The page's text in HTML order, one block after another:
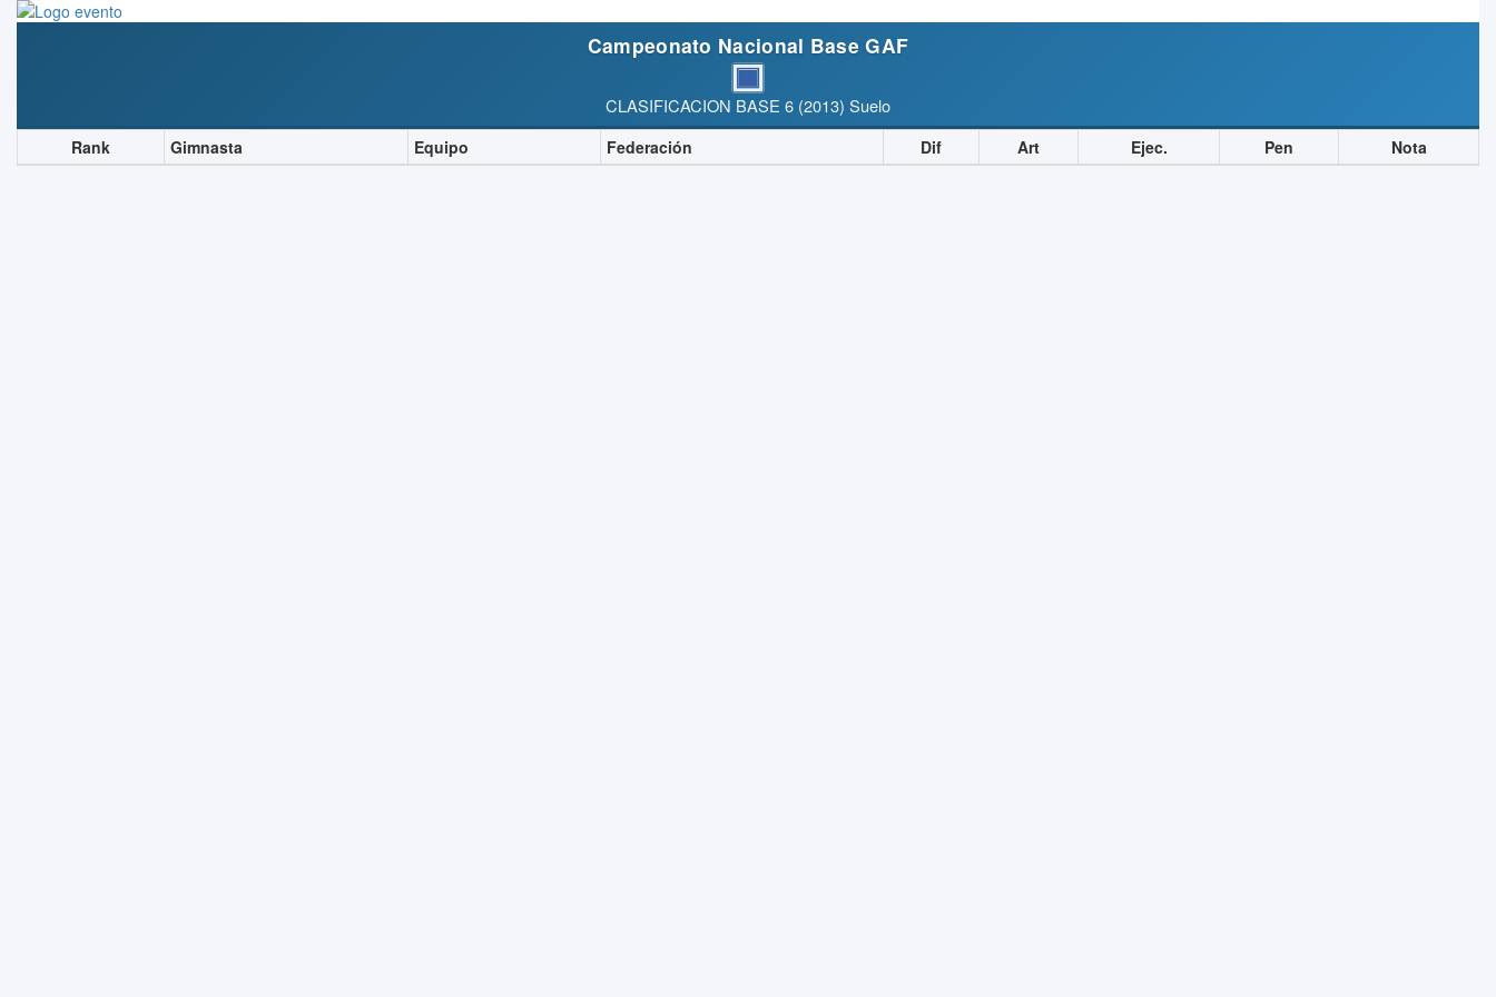
Campeonato Nacional Base GAF
CLASIFICACION BASE 6 (2013) Suelo
Rank Gimnasta Equipo Federación Dif Art Ejec. Pen Nota